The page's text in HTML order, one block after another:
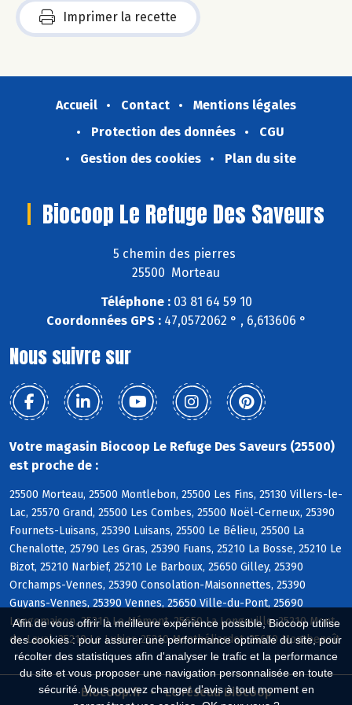
Afin de vous offrir la meilleure expérience possible, Biocoop utilise
des cookies : pour assurer une performance optimale du site, pour
récolter des statistiques afin d'analyser le trafic et la performance
du site et vous proposer une navigation personnalisée en toute
sécurité. Vous pouvez changer d'avis à tout moment en
Imprimer la recette
Accueil Contact
Mentions légales
Protection des données
CGU
Gestion des cookies
Plan du site
Biocoop Le Refuge Des Saveurs
5 chemin des pierres
25500 Morteau
Téléphone :03 81 64 59 10
Coordonnées GPS :47,0572062 ° , 6,613606 °
Nous suivre sur
Votre magasin Biocoop Le Refuge Des Saveurs (25500)
est proche de :
25500 Morteau, 25500 Montlebon, 25500 Les Fins, 25130 Villers-le-
Lac, 25570 Grand, 25500 Les Combes, 25500 Noël-Cerneux, 25390
Fournets-Luisans, 25390 Luisans, 25500 Le Bélieu, 25500 La
Chenalotte, 25790 Les Gras, 25390 Fuans, 25210 La Bosse, 25210 Le
Bizot, 25210 Narbief, 25210 Le Barboux, 25650 Gilley, 25390
Orchamps-Vennes, 25390 Consolation-Maisonnettes, 25390
Guyans-Vennes, 25390 Vennes, 25650 Ville-du-Pont, 25690
Longemaison, 25210 Le Mémont, 25650 La Longeville, 25210 Mont-
de-Laval, 25210 Le Luhier, 25210 Montbéliardot, 25650 Montbenoît
Biocoop.fr Le réseau Biocoop